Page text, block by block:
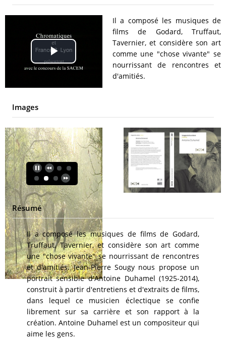
Play
Video
Il a composé les musiques de
films de Godard, Truffaut,
Tavernier, et considère son art
comme une "chose vivante" se
nourrissant de rencontres et
d'amitiés.
Images
Résumé
Il a composé les musiques de films de Godard,
Truffaut, Tavernier, et considère son art comme
une "chose vivante" se nourrissant de rencontres
et d'amitiés. Jean-Pierre Sougy nous propose un
portrait sensible d'Antoine Duhamel (1925-2014),
construit à partir d'entretiens et d'extraits de films,
dans lequel ce musicien éclectique se confie
librement sur sa carrière et son rapport à la
création. Antoine Duhamel est un compositeur qui
aime les gens.